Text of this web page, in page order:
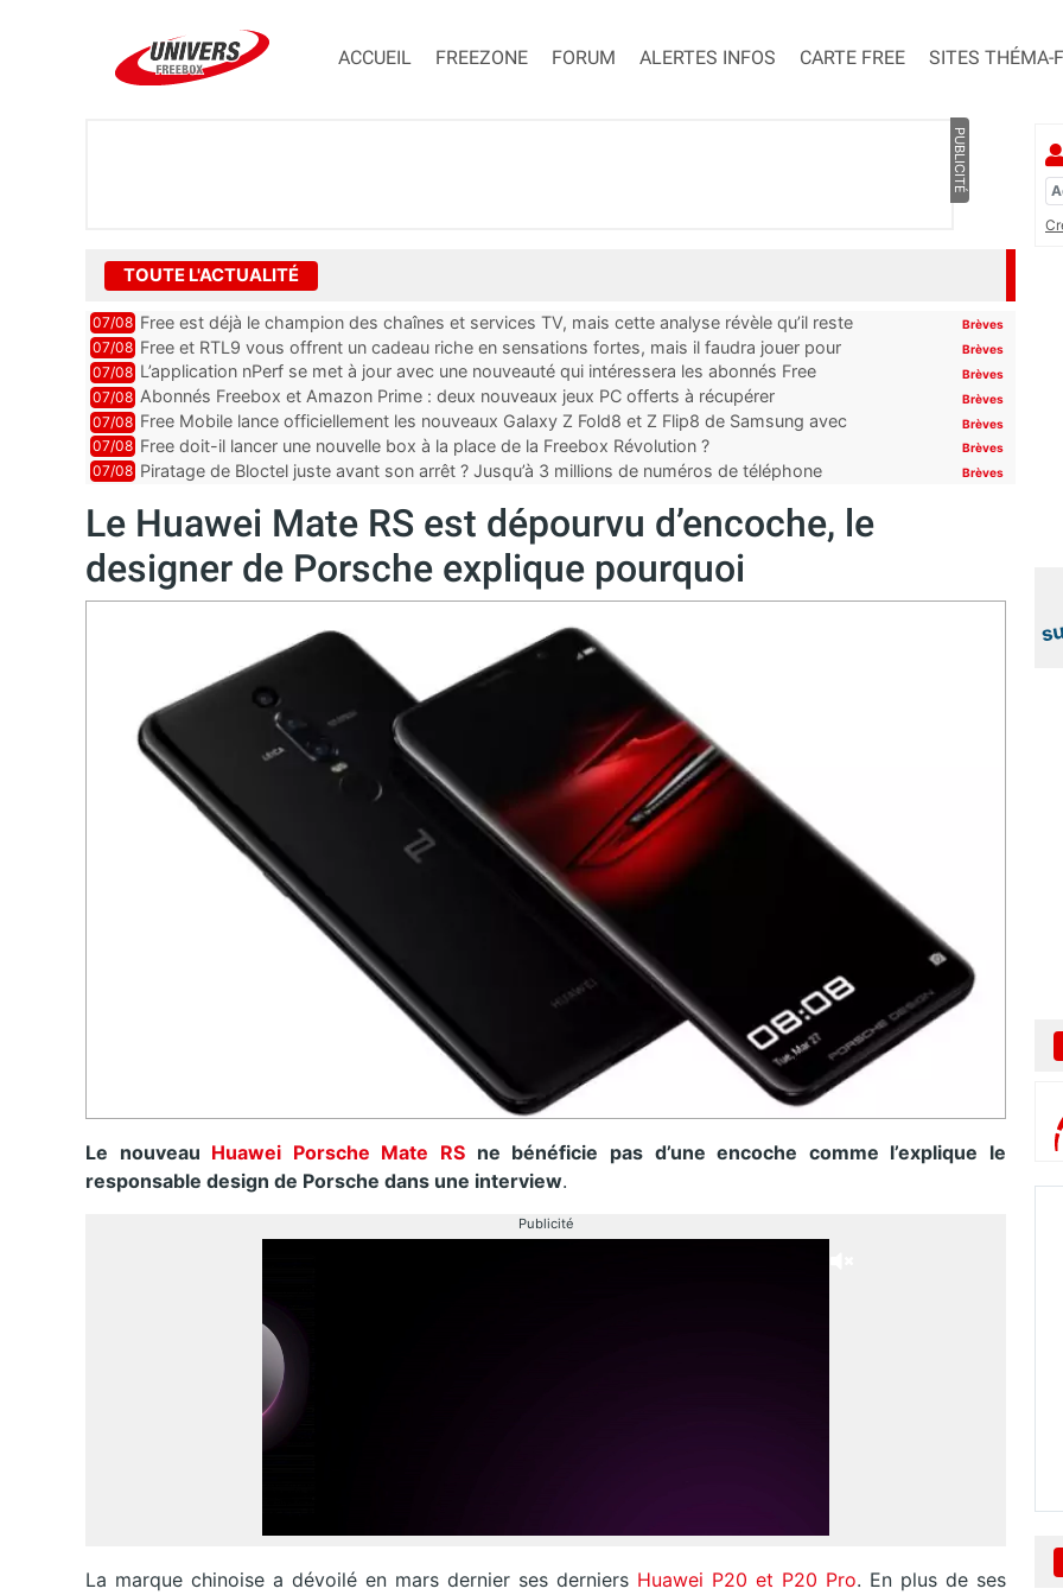
ACCUEIL FREEZONE FORUM ALERTES INFOS CARTE FREE SITES THÉMA-
PUBLICITÉ
TOUTE L'ACTUALITÉ
07/08 Free est déjà le champion des chaînes et services TV, mais cette analyse révèle qu’il reste
encore au moin...
Brèves
07/08 Free et RTL9 vous offrent un cadeau riche en sensations fortes, mais il faudra jouer pour
l’obtenir
Brèves
07/08 L’application nPerf se met à jour avec une nouveauté qui intéressera les abonnés Free
Mobile, Orange, SFR ...
Brèves
07/08 Abonnés Freebox et Amazon Prime : deux nouveaux jeux PC offerts à récupérer Brèves
07/08 Free Mobile lance officiellement les nouveaux Galaxy Z Fold8 et Z Flip8 de Samsung avec
des promos et des cadeaux
Brèves
07/08 Free doit-il lancer une nouvelle box à la place de la Freebox Révolution ? Brèves
07/08 Piratage de Bloctel juste avant son arrêt ? Jusqu’à 3 millions de numéros de téléphone
Brèves
Le Huawei Mate RS est dépourvu d’encoche, le
designer de Porsche explique pourquoi
Le nouveau Huawei Porsche Mate RS ne bénéficie pas d’une encoche comme l’explique le
responsable design de Porsche dans une interview.
Publicité
La marque chinoise a dévoilé en mars dernier ses derniers Huawei P20 et P20 Pro. En plus de ses